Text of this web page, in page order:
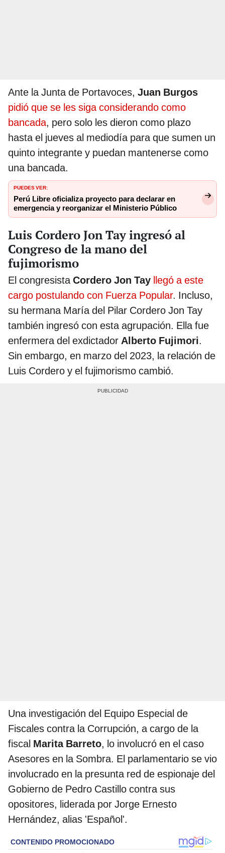
Ante la Junta de Portavoces, Juan Burgos
pidió que se les siga considerando como
bancada, pero solo les dieron como plazo
hasta el jueves al mediodía para que sumen un
quinto integrante y puedan mantenerse como
una bancada.
PUEDES VER:
Perú Libre oficializa proyecto para declarar en
emergencia y reorganizar el Ministerio Público
Luis Cordero Jon Tay ingresó al
Congreso de la mano del
fujimorismo
El congresistaCordero Jon Tay llegó a este
cargo postulando con Fuerza Popular. Incluso,
su hermana María del Pilar Cordero Jon Tay
también ingresó con esta agrupación. Ella fue
enfermera del exdictador Alberto Fujimori.
Sin embargo, en marzo del 2023, la relación de
Luis Cordero y el fujimorismo cambió.
Una investigación del Equipo Especial de
Fiscales contra la Corrupción, a cargo de la
fiscal Marita Barreto, lo involucró en el caso
Asesores en la Sombra. El parlamentario se vio
involucrado en la presunta red de espionaje del
Gobierno de Pedro Castillo contra sus
opositores, liderada por Jorge Ernesto
Hernández, alias 'Español'.